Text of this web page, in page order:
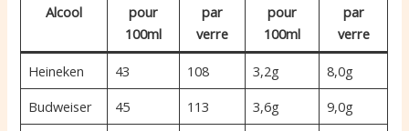
Alcool
pour
100ml
par
verre
pour
100ml
par
verre
Heineken 43 108 3,2g
8,0g
Budweiser
45 113 3,6g
9,0g